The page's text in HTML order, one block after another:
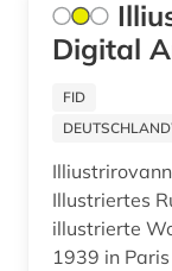
Japan (1)
Digital
FID
Illustriertes
illustrierte
1939 in